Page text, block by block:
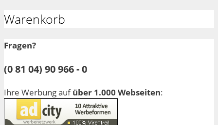
Warenkorb
Fragen?
(0 81 04) 90 966 - 0
Ihre Werbung aufüber 1.000 Webseiten: